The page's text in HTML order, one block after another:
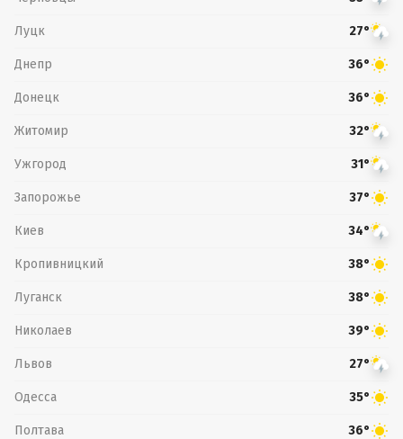
Луцк 27°
Днепр 36°
Донецк 36°
Житомир 32°
Ужгород 31°
Запорожье 37°
Киев 34°
Кропивницкий 38°
Луганск 38°
Николаев 39°
Львов 27°
Одесса 35°
Полтава 36°